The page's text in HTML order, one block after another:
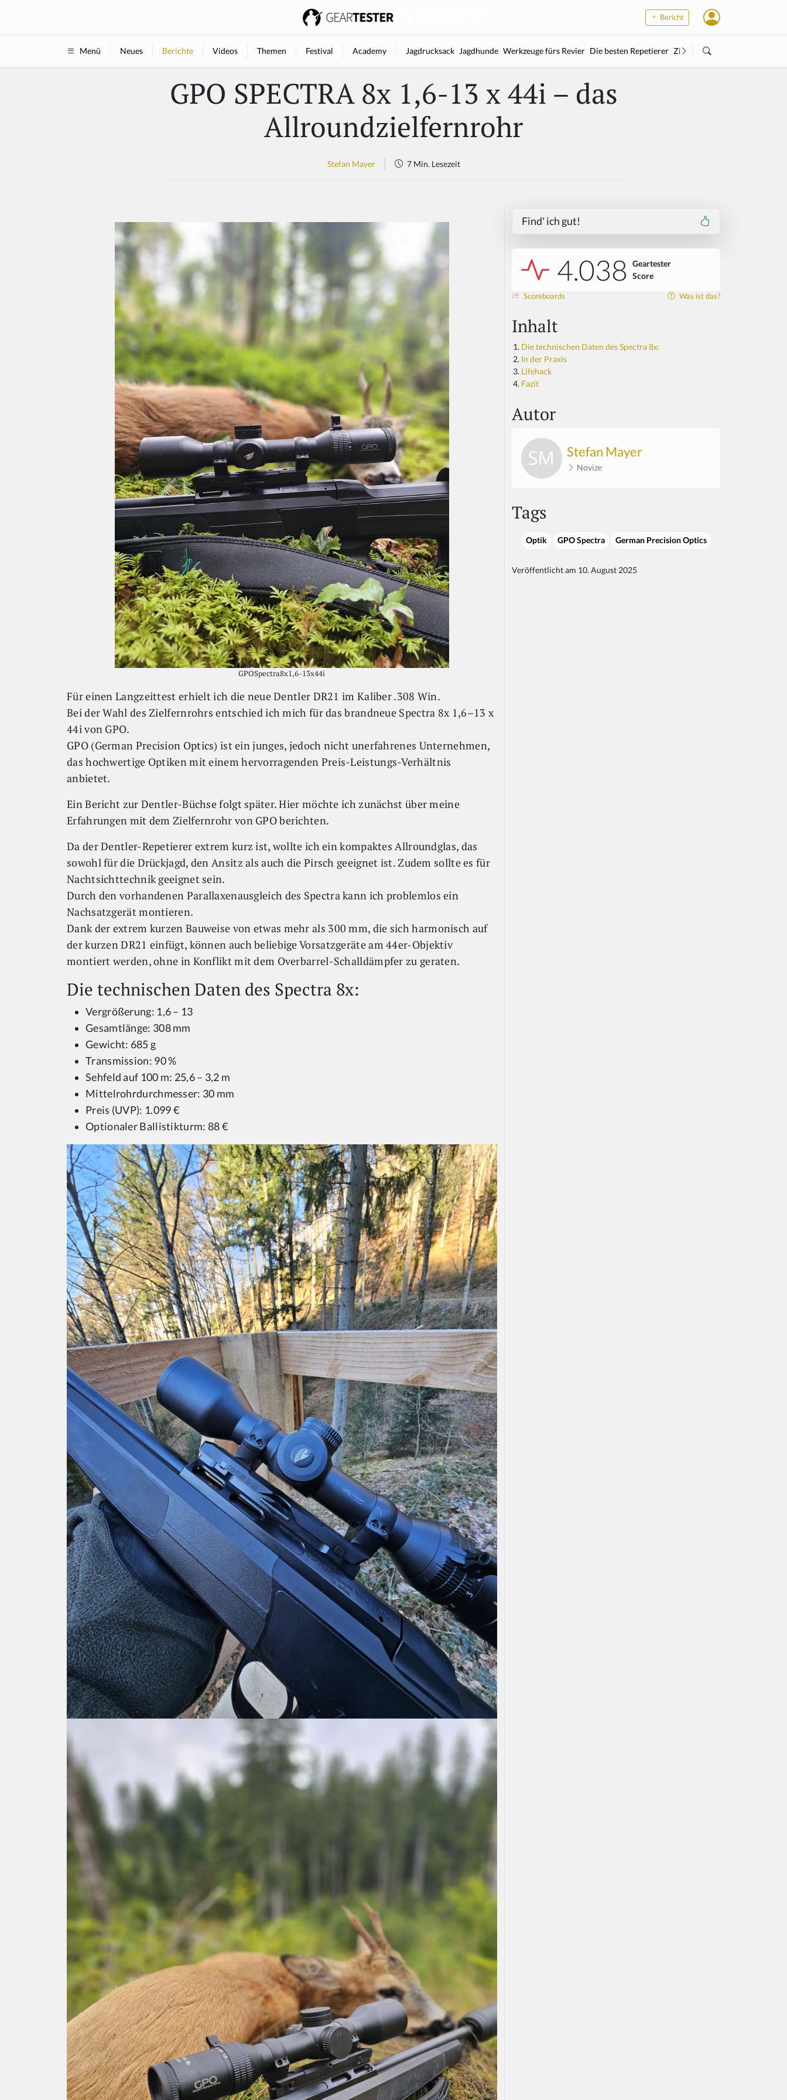
Bericht
Menü Neues Berichte Videos Themen Festival Academy Jagdrucksack Jagdhunde Werkzeuge fürs Revier Die besten Repetierer Zielstock
GPO SPECTRA 8x 1,6-13 x 44i – das
Allroundzielfernrohr
Stefan Mayer 7 Min. Lesezeit
GPOSpectra8x1,6-13x44i
Für einen Langzeittest erhielt ich die neue Dentler DR21 im Kaliber .308 Win.
Bei der Wahl des Zielfernrohrs entschied ich mich für das brandneue Spectra 8x 1,6–13 x
44i von GPO.
GPO (German Precision Optics) ist ein junges, jedoch nicht unerfahrenes Unternehmen,
das hochwertige Optiken mit einem hervorragenden Preis-Leistungs-Verhältnis
anbietet.
Ein Bericht zur Dentler-Büchse folgt später. Hier möchte ich zunächst über meine
Erfahrungen mit dem Zielfernrohr von GPO berichten.
Da der Dentler-Repetierer extrem kurz ist, wollte ich ein kompaktes Allroundglas, das
sowohl für die Drückjagd, den Ansitz als auch die Pirsch geeignet ist. Zudem sollte es für
Nachtsichttechnik geeignet sein.
Durch den vorhandenen Parallaxenausgleich des Spectra kann ich problemlos ein
Nachsatzgerät montieren.
Dank der extrem kurzen Bauweise von etwas mehr als 300 mm, die sich harmonisch auf
der kurzen DR21 einfügt, können auch beliebige Vorsatzgeräte am 44er-Objektiv
montiert werden, ohne in Konflikt mit dem Overbarrel-Schalldämpfer zu geraten.
Die technischen Daten des Spectra 8x:
Vergrößerung: 1,6 – 13
Gesamtlänge: 308 mm
Gewicht: 685 g
Transmission: 90 %
Sehfeld auf 100 m: 25,6 – 3,2 m
Mittelrohrdurchmesser: 30 mm
Preis (UVP): 1.099 €
Optionaler Ballistikturm: 88 €
Find' ich gut!
4.038
Geartester
Score
Scoreboards Was ist das?
Inhalt
Die technischen Daten des Spectra 8x:
In der Praxis
Lifehack
Fazit
Autor
Stefan Mayer
Novize
Tags
Optik GPO Spectra German Precision Optics
Veröffentlicht am 10. August 2025